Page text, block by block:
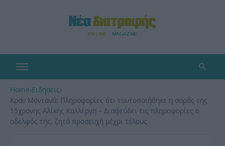
Home›Ειδησεις›
Κραν Μοντανά: Πληροφορίες ότι ταυτοποιήθηκε η σορός της
15χρονης Αλίκης Καλλέργη – Διαψεύδει τις πληροφορίες ο
αδελφός της, ζητά προσευχή μέχρι τέλους